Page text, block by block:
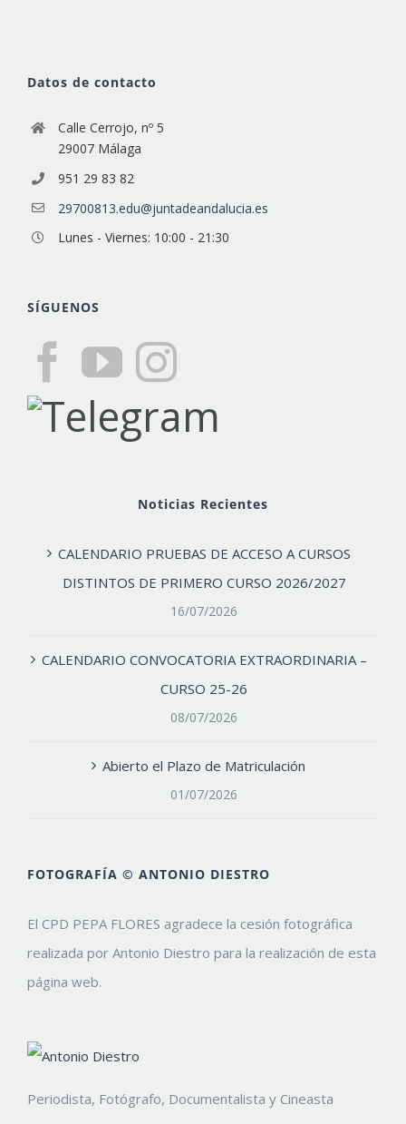
Datos de contacto
Calle Cerrojo, nº 5
29007 Málaga
951 29 83 82
29700813.edu@juntadeandalucia.es
Lunes - Viernes: 10:00 - 21:30
SÍGUENOS
Noticias Recientes
CALENDARIO PRUEBAS DE ACCESO A CURSOS
DISTINTOS DE PRIMERO CURSO 2026/2027
16/07/2026
CALENDARIO CONVOCATORIA EXTRAORDINARIA –
CURSO 25-26
08/07/2026
Abierto el Plazo de Matriculación
01/07/2026
FOTOGRAFÍA © ANTONIO DIESTRO
El CPD PEPA FLORES agradece la cesión fotográfica
realizada por Antonio Diestro para la realización de esta
página web.
Periodista, Fotógrafo, Documentalista y Cineasta